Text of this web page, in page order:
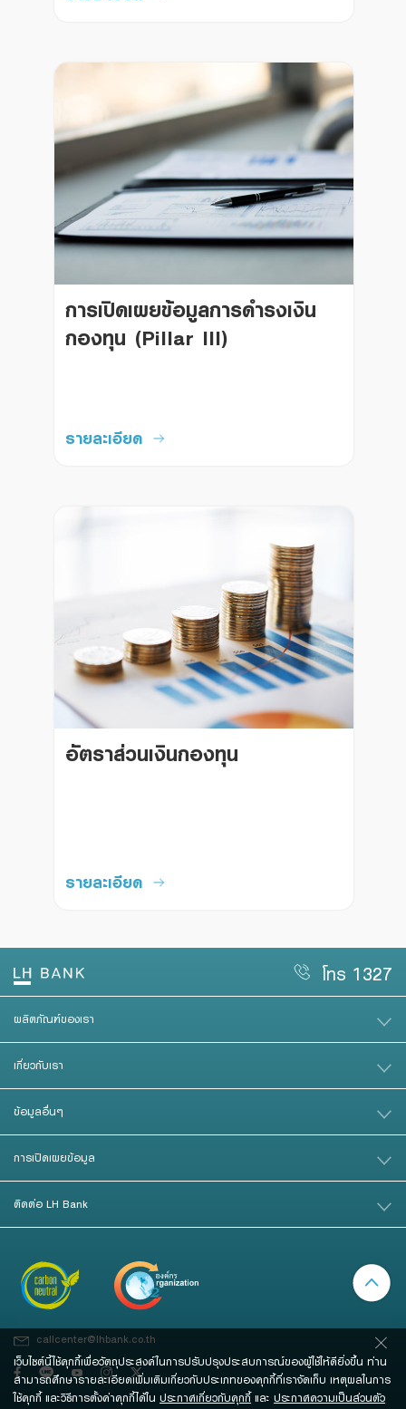
การเปิดเผยข้อมูลการดำรงเงิน
กองทุน (Pillar III)
รายละเอียด
อัตราส่วนเงินกองทุน
รายละเอียด
โทร 1327
ผลิตภัณฑ์ของเรา
เกี่ยวกับเรา
ข้อมูลอื่นๆ
การเปิดเผยข้อมูล
ติดต่อ LH Bank
callcenter@lhbank.co.th
เว็บไซต์นี้ใช้คุกกี้เพื่อวัตถุประสงค์ในการปรับปรุงประสบการณ์ของผู้ใช้ให้ดียิ่งขึ้น ท่าน
สามารถศึกษารายละเอียดเพิ่มเติมเกี่ยวกับประเภทของคุกกี้ที่เราจัดเก็บ เหตุผลในการ
ใช้คุกกี้ และวิธีการตั้งค่าคุกกี้ได้ใน ประกาศเกี่ยวกับคุกกี้และ ประกาศความเป็นส่วนตัว